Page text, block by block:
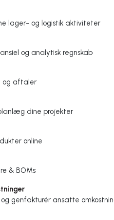
lager- og logistik aktiviteter
og analytisk regnskab
og aftaler
dine projekter
online
& BOMs
genfakturér ansatte